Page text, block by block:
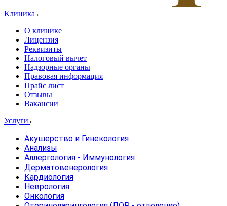
Клиника
О клинике
Лицензия
Реквизиты
Налоговый вычет
Надзорные органы
Правовая информация
Прайс лист
Отзывы
Вакансии
Услуги
Акушерство и Гинекология
Анализы
Аллергология - Иммунология
Дерматовенерология
Кардиология
Неврология
Онкология